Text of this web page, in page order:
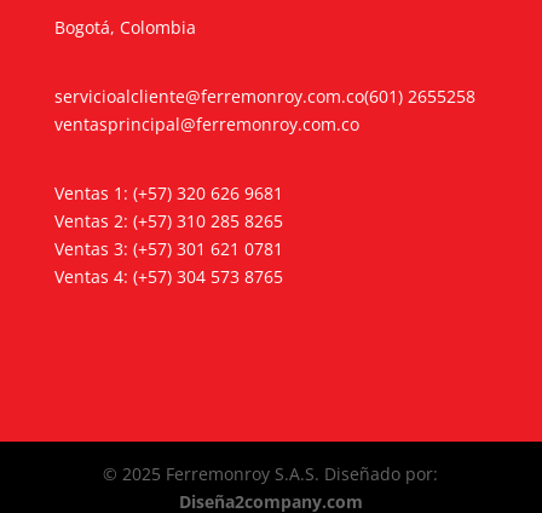
Bogotá, Colombia
servicioalcliente@ferremonroy.com.co
ventasprincipal@ferremonroy.com.co
(601) 2655258
Ventas 1: (+57) 320 626 9681
Ventas 2: (+57) 310 285 8265
Ventas 3: (+57) 301 621 0781
Ventas 4: (+57) 304 573 8765
© 2025 Ferremonroy S.A.S. Diseñado por:
Diseña2company.com